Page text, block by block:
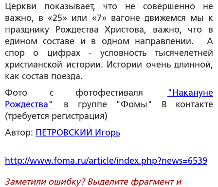
Церкви показывает, что не совершенно не
важно, в «25» или «7» вагоне движемся мы к
празднику Рождества Христова, важно, что в
едином составе и в одном направлении. А
спор о цифрах - условность тысячелетней
христианской истории. Истории очень длинной,
как состав поезда.
Фото с фотофестиваля "Накануне
Рождества" в группе "Фомы" В контакте
(требуется регистрация)
Автор: ПЕТРОВСКИЙ Игорь
http://www.foma.ru/article/index.php?news=6539
Заметили ошибку? Выделите фрагмент и